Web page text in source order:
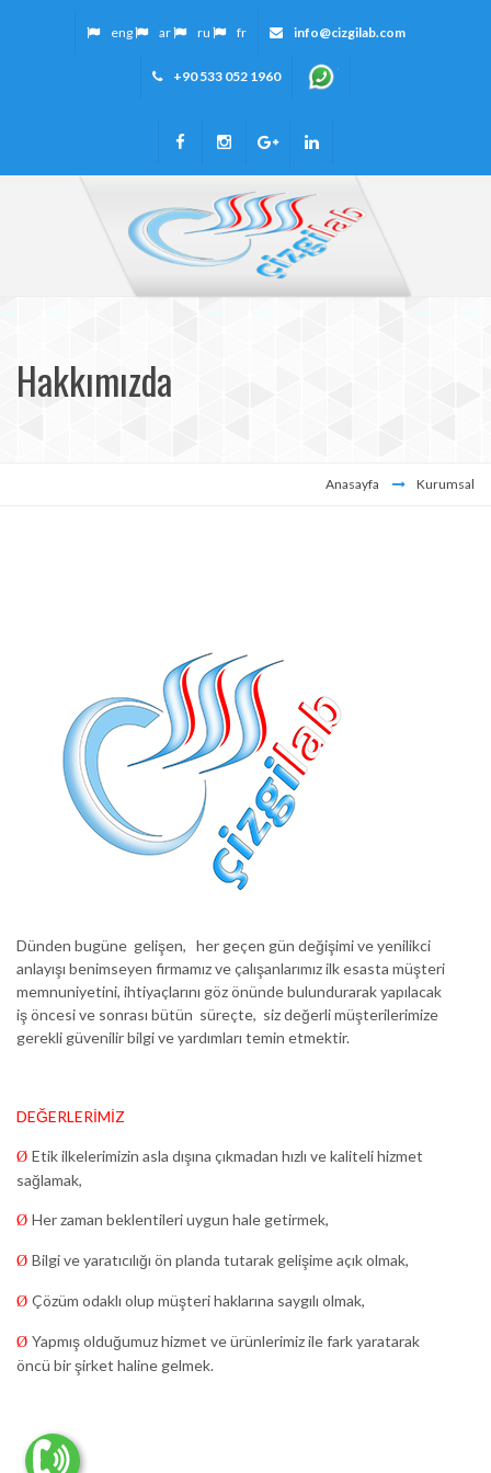
eng ar ru fr info@cizgilab.com
+90 533 052 1960
Hakkımızda
Anasayfa Kurumsal
Dünden bugüne gelişen, her geçen gün değişimi ve yenilikci
anlayışı benimseyen firmamız ve çalışanlarımız ilk esasta müşteri
memnuniyetini, ihtiyaçlarını göz önünde bulundurarak yapılacak
iş öncesi ve sonrası bütün süreçte, siz değerli müşterilerimize
gerekli güvenilir bilgi ve yardımları temin etmektir.
DEĞERLERİMİZ
Ø Etik ilkelerimizin asla dışına çıkmadan hızlı ve kaliteli hizmet
sağlamak,
Ø Her zaman beklentileri uygun hale getirmek,
Ø Bilgi ve yaratıcılığı ön planda tutarak gelişime açık olmak,
Ø Çözüm odaklı olup müşteri haklarına saygılı olmak,
Ø Yapmış olduğumuz hizmet ve ürünlerimiz ile fark yaratarak
öncü bir şirket haline gelmek.